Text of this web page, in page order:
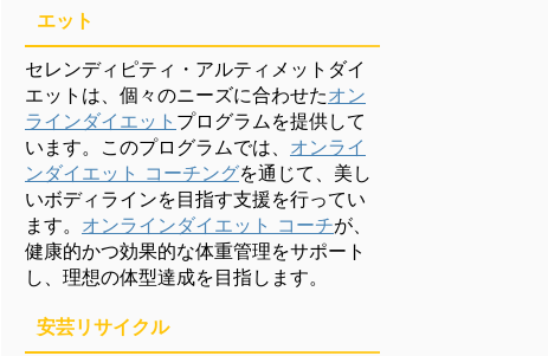
エット
セレンディピティ・アルティメットダイ
エットは、個々のニーズに合わせたオン
ラインダイエット プログラムを提供して
います。このプログラムでは、 オンライ
ンダイエット コーチングを通じて、美し
いボディラインを目指す支援を行ってい
ます。 オンラインダイエット コーチが、
健康的かつ効果的な体重管理をサポート
し、理想の体型達成を目指します。
安芸リサイクル